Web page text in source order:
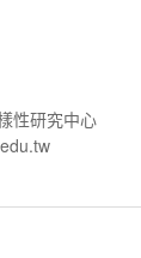
性研究中心